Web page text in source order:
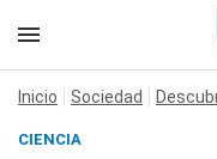
Inicio Sociedad
CIENCIA